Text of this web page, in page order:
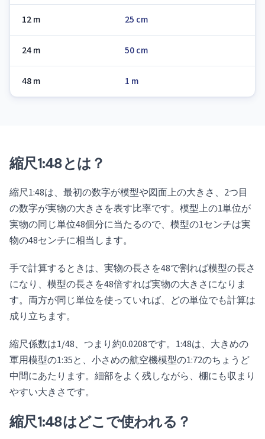
12 m 25 cm
24 m 50 cm
48 m 1 m
縮尺1:48とは？
縮尺1:48は、最初の数字が模型や図面上の大きさ、2つ目
の数字が実物の大きさを表す比率です。模型上の1単位が
実物の同じ単位48個分に当たるので、模型の1センチは実
物の48センチに相当します。
手で計算するときは、実物の長さを48で割れば模型の長さ
になり、模型の長さを48倍すれば実物の大きさになりま
す。両方が同じ単位を使っていれば、どの単位でも計算は
成り立ちます。
縮尺係数は1/48、つまり約0.0208です。1:48は、大きめの
軍用模型の1:35と、小さめの航空機模型の1:72のちょうど
中間にあたります。細部をよく残しながら、棚にも収まり
やすい大きさです。
縮尺1:48はどこで使われる？